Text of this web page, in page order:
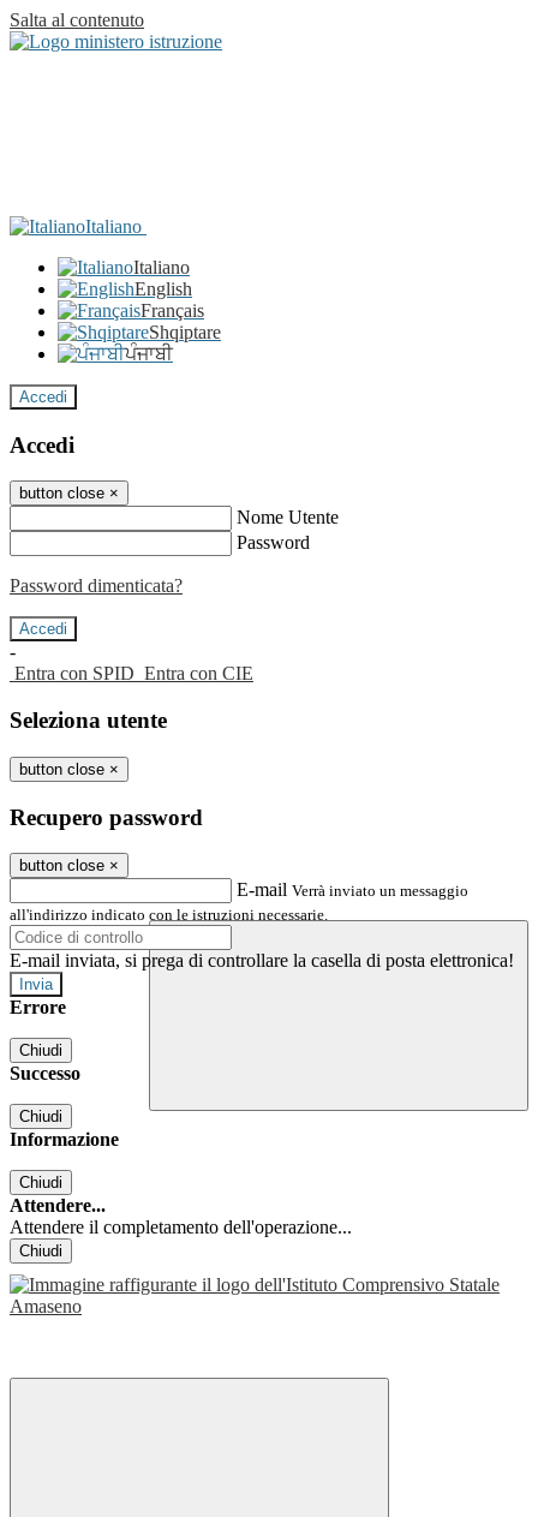
Salta al contenuto
Italiano
Italiano
English
Français
Shqiptare
ਪੰਜਾਬੀ
Accedi
Accedi
button close ×
Nome Utente
Password
Password dimenticata?
-
Entra con SPID Entra con CIE
Seleziona utente
button close ×
Recupero password
button close ×
E-mail Verrà inviato un messaggio
all'indirizzo indicato con le istruzioni necessarie.
E-mail inviata, si prega di controllare la casella di posta elettronica!
Errore
Chiudi
Successo
Chiudi
Informazione
Chiudi
Attendere...
Attendere il completamento dell'operazione...
Chiudi